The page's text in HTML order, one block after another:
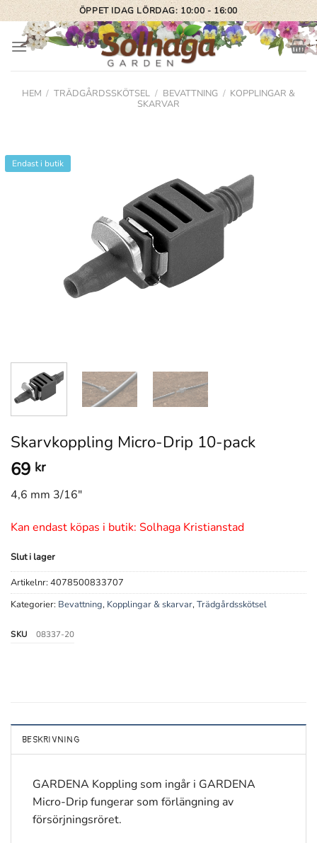
Skip
to
content
ÖPPET IDAG LÖRDAG: 10:00 - 16:00
HEM / TRÄDGÅRDSSKÖTSEL / BEVATTNING / KOPPLINGAR &
SKARVAR
Endast i butik
Skarvkoppling Micro-Drip 10-pack
69 kr
4,6 mm 3/16″
Kan endast köpas i butik: Solhaga Kristianstad
Slut i lager
Artikelnr: 4078500833707
Kategorier: Bevattning, Kopplingar & skarvar,Trädgårdsskötsel
SKU 08337-20
BESKRIVNING
GARDENA Koppling som ingår i GARDENA
Micro-Drip fungerar som förlängning av
försörjningsröret.